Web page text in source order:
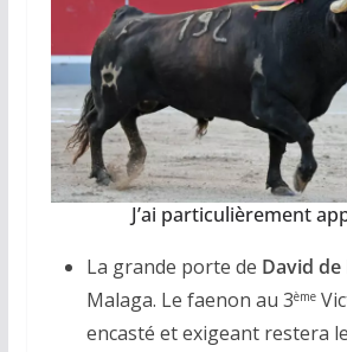
J’ai particulièrement
La grande porte de David
Malaga. Le faenon au 3ème
encasté et exigeant restera